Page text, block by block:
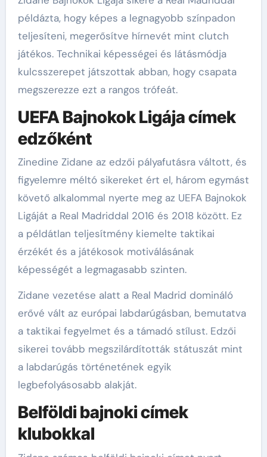
példázta, hogy képes a legnagyobb színpadon
teljesíteni, megerősítve hírnevét mint clutch
játékos. Technikai képességei és látásmódja
kulcsszerepet játszottak abban, hogy csapata
megszerezze ezt a rangos trófeát.
UEFA Bajnokok Ligája címek
edzőként
Zinedine Zidane az edzői pályafutásra váltott, és
figyelemre méltó sikereket ért el, három egymást
követő alkalommal nyerte meg az UEFA Bajnokok
Ligáját a Real Madriddal 2016 és 2018 között. Ez
a példátlan teljesítmény kiemelte taktikai
érzékét és a játékosok motiválásának
képességét a legmagasabb szinten.
Zidane vezetése alatt a Real Madrid domináló
erővé vált az európai labdarúgásban, bemutatva
a taktikai fegyelmet és a támadó stílust. Edzői
sikerei tovább megszilárdították státuszát mint
a labdarúgás történetének egyik
legbefolyásosabb alakját.
Belföldi bajnoki címek
klubokkal